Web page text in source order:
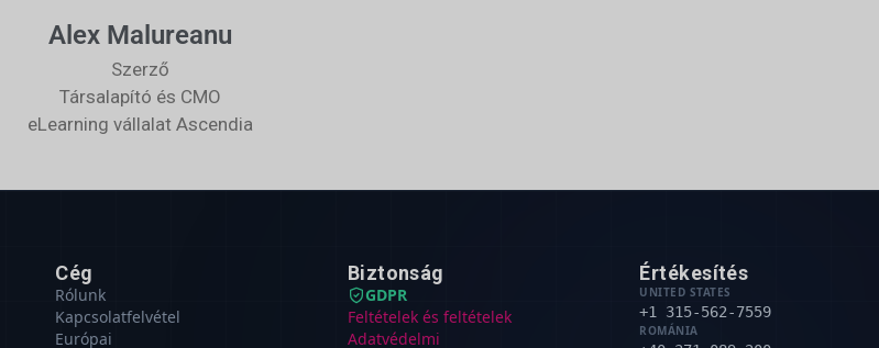
Alex Malureanu
Szerző
Társalapító és CMO
eLearning vállalat Ascendia
Cég
Rólunk
Kapcsolatfelvétel
Európai
Biztonság
GDPR
Feltételek és feltételek
Adatvédelmi
Értékesítés
UNITED STATES
+1 315-562-7559
ROMÁNIA